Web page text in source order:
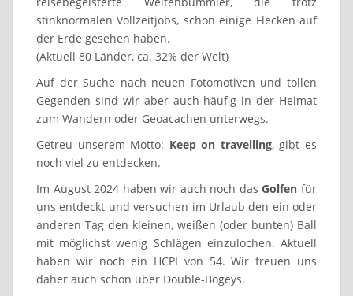
stinknormalen Vollzeitjobs, schon einige Flecken auf
der Erde gesehen haben.
(Aktuell 80 Länder, ca. 32% der Welt)
Auf der Suche nach neuen Fotomotiven und tollen
Gegenden sind wir aber auch häufig in der Heimat
zum Wandern oder Geoacachen unterwegs.
Getreu unserem Motto: Keep on travelling, gibt es
noch viel zu entdecken.
Im August 2024 haben wir auch noch dasGolfen für
uns entdeckt und versuchen im Urlaub den ein oder
anderen Tag den kleinen, weißen (oder bunten) Ball
mit möglichst wenig Schlägen einzulochen. Aktuell
haben wir noch ein HCPI von 54. Wir freuen uns
daher auch schon über Double-Bogeys.